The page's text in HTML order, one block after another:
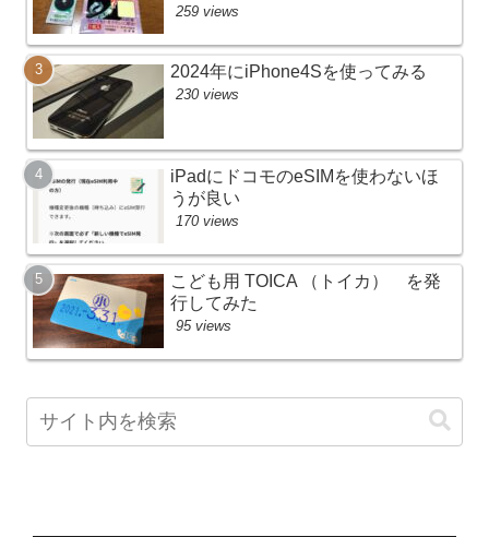
259 views
2024年にiPhone4Sを使ってみる
230 views
iPadにドコモのeSIMを使わないほ
うが良い
170 views
こども用 TOICA （トイカ） を発
行してみた
95 views